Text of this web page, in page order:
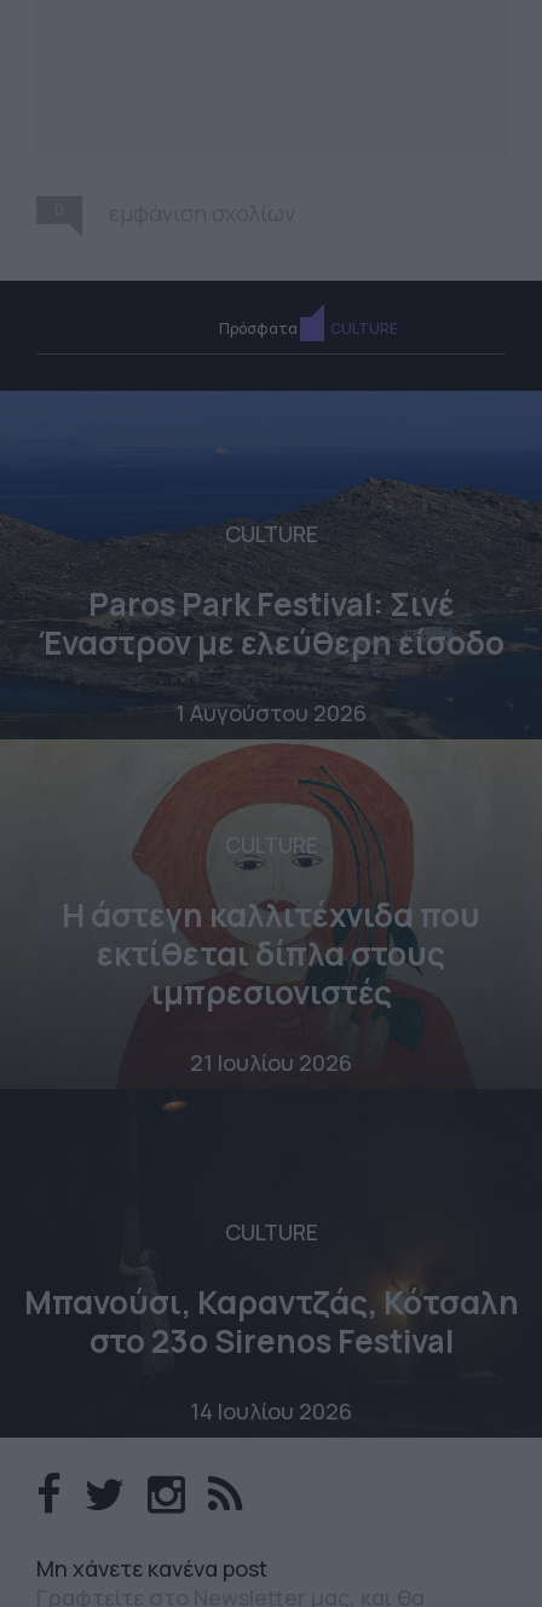
Πρόσφατα CULTURE
CULTURE
Paros Park Festival: Σινέ
Έναστρον με ελεύθερη είσοδο
1 Αυγούστου 2026
CULTURE
Η άστεγη καλλιτέχνιδα που
εκτίθεται δίπλα στους
ιμπρεσιονιστές
21 Ιουλίου 2026
CULTURE
Μπανούσι, Καραντζάς, Κότσαλη
στο 23o Sirenos Festival
14 Ιουλίου 2026
Mη χάνετε κανένα post